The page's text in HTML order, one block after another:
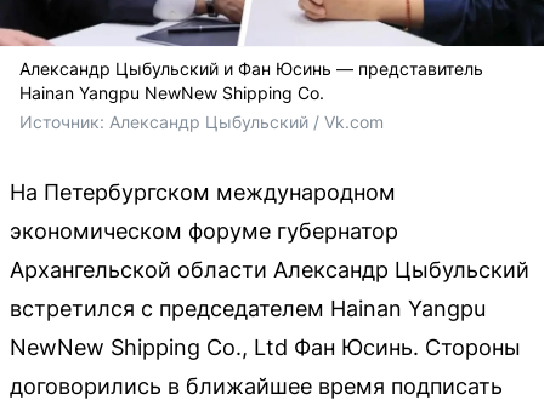
Александр Цыбульский и Фан Юсинь — представитель
Hainan Yangpu NewNew Shipping Co.
Источник: Александр Цыбульский / Vk.com
На Петербургском международном
экономическом форуме губернатор
Архангельской области Александр Цыбульский
встретился с председателем Hainan Yangpu
NewNew Shipping Co., Ltd Фан Юсинь. Стороны
договорились в ближайшее время подписать